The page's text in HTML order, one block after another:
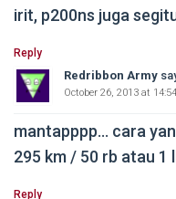
irit, p200ns juga
Reply
Redribbon Army
October 26, 2013 at 14:54
mantapppp… cara
295 km / 50 rb atau 1
Reply